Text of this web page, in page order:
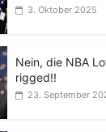
3. Oktober 2025
Nein, die NBA
rigged!!
23. September